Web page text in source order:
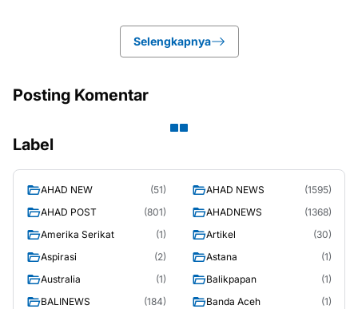
Selengkapnya
Posting Komentar
Label
AHAD NEW (51) AHAD NEWS
(1595)
AHAD POST
(801) AHADNEWS
(1368)
Amerika Serikat
(1) Artikel
(30)
Aspirasi
(2) Astana
(1)
Australia
(1) Balikpapan
(1)
BALINEWS
(184) Banda Aceh
(1)